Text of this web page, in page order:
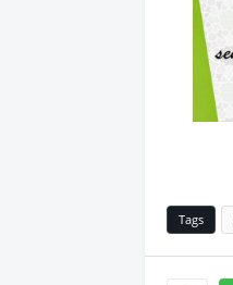
Tags